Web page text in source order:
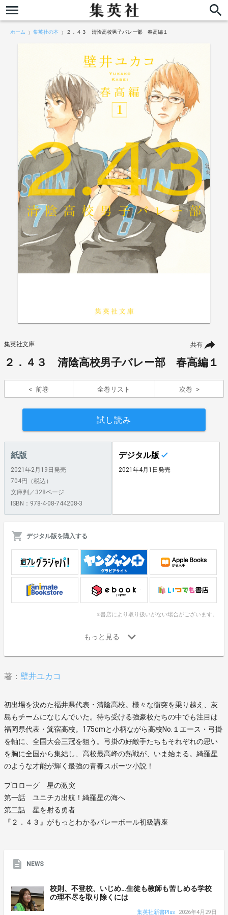
ホーム 集英社の本 ２．４３ 清陰高校男子バレー部 春高編１
共有
集英社文庫
２．４３ 清陰高校男子バレー部 春高編１
前巻 全巻リスト 次巻
試し読み
紙版
2021年2月19日発売
704円（税込）
文庫判／328ページ
ISBN：978-4-08-744208-3
デジタル版
2021年4月1日発売
デジタル版を購入する
※書店により取り扱いがない場合がございます。
著： 壁井ユカコ
初出場を決めた福井県代表・清陰高校。様々な衝突を乗り越え、灰
島もチームになじんでいた。待ち受ける強豪校たちの中でも注目は
福岡県代表・箕宿高校。175cmと小柄ながら高校No.１エース・弓掛
を軸に、全国大会三冠を狙う。弓掛の好敵手たちもそれぞれの思い
を胸に全国から集結し、高校最高峰の熱戦が、いま始まる。綺羅星
のような才能が輝く最強の青春スポーツ小説！
プロローグ 星の激突
第一話 ユニチカ出航！綺羅星の海へ
第二話 星を射る勇者
『２．４３』がもっとわかるバレーボール初級講座
NEWS
校則、不登校、いじめ…生徒も教師も苦しめる学校
の理不尽を取り除くには
集英社新書Plus 2026年4月29日